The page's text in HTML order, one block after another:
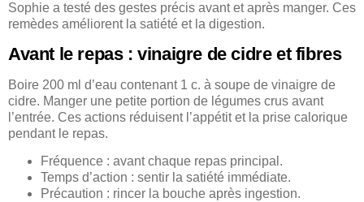
Sophie a testé des gestes précis avant et après manger. Ces
remèdes améliorent la satiété et la digestion.
Avant le repas : vinaigre de cidre et fibres
Boire 200 ml d’eau contenant 1 c. à soupe de vinaigre de
cidre. Manger une petite portion de légumes crus avant
l’entrée. Ces actions réduisent l’appétit et la prise calorique
pendant le repas.
Fréquence : avant chaque repas principal.
Temps d’action : sentir la satiété immédiate.
Précaution : rincer la bouche après ingestion.